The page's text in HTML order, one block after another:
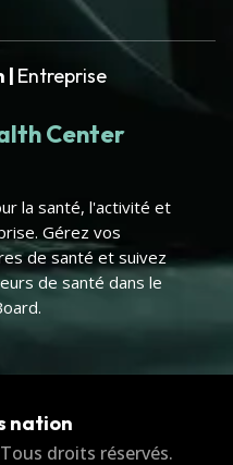
| Entreprise
Center
la santé, l'activité et
Gérez vos
de santé et suivez
de santé dans le
nation
droits réservés.